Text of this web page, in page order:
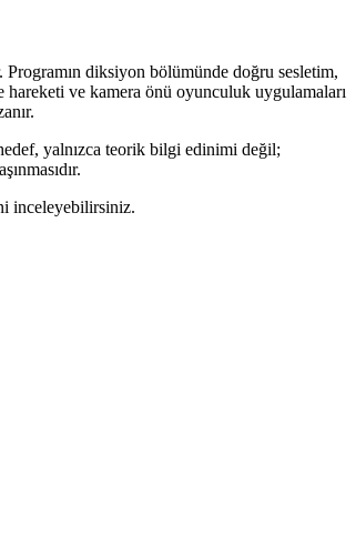
diksiyon bölümünde doğru sesletim,
hareketi ve kamera önü oyunculuk uygulamaları
yalnızca teorik bilgi edinimi değil;
inceleyebilirsiniz.